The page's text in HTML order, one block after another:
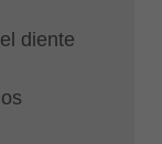
diente